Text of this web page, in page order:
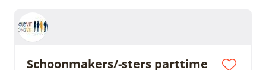
Schoonmakers/-sters parttime